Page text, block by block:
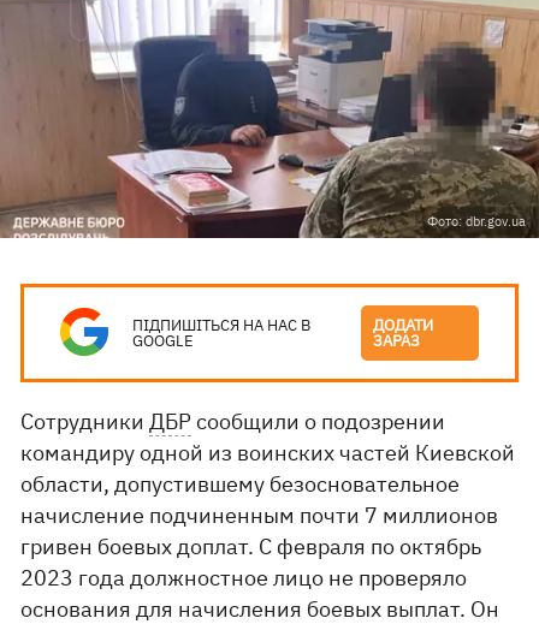
Фото: dbr.gov.ua
ПІДПИШІТЬСЯ НА НАС В
GOOGLE
ДОДАТИ
ЗАРАЗ
СотрудникиДБРсообщили о подозрении
командиру одной из воинских частей Киевской
области, допустившему безосновательное
начисление подчиненным почти 7 миллионов
гривен боевых доплат. С февраля по октябрь
2023 года должностное лицо не проверяло
основания для начисления боевых выплат. Он